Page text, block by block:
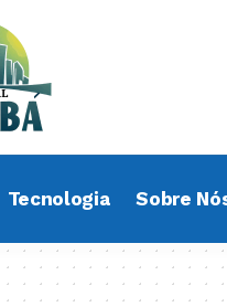
Tecnologia Sobre